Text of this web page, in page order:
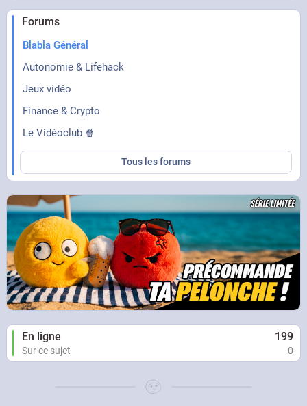
Forums
Blabla Général
Autonomie & Lifehack
Jeux vidéo
Finance & Crypto
Le Vidéoclub 🍿
Tous les forums
En ligne 199
Sur ce sujet 0